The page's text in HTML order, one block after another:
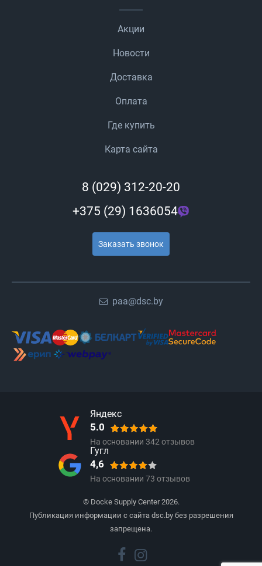
Акции
Новости
Доставка
Оплата
Где купить
Карта сайта
8 (029) 312-20-20
+375 (29) 1636054
Заказать звонок
paa@dsc.by
Яндекс
5.0
На основании 342 отзывов
Гугл
4,6
На основании 73 отзывов
© Docke Supply Center 2026.
Публикация информации с сайта dsc.by без разрешения
запрещена.